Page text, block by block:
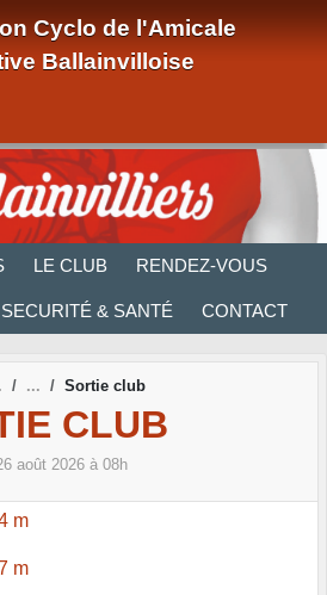
Cyclo de l'Amicale
Ballainvilloise
LE CLUB RENDEZ-VOUS
SECURITÉ & SANTÉ CONTACT
Sortie club
CLUB
août 2026 à 08h
m
m